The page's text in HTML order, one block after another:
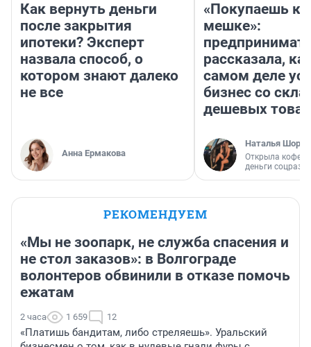
Как вернуть деньги
после закрытия
ипотеки? Эксперт
назвала способ, о
котором знают далеко
не все
Анна Ермакова
«Покупаешь
мешке»:
рассказала,
самом деле
бизнес со
дешевых
Наталья
Открыла
деньги
РЕКОМЕНДУЕМ
«Мы не зоопарк, не служба спасения и
не стол заказов»: в Волгограде
волонтеров обвинили в отказе помочь
ежатам
2 часа 1 659 12
«Платишь бандитам, либо стреляешь». Уральский